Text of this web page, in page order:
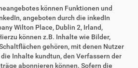
können Funktionen und
angeboten durch die inkedIn
Wilton Place, Dublin 2, Irland,
können z.B. Inhalte wie Bilder,
gehören, mit denen Nutzer
Inhalte kundtun, den Verfassern der
abonnieren können. Sofern die